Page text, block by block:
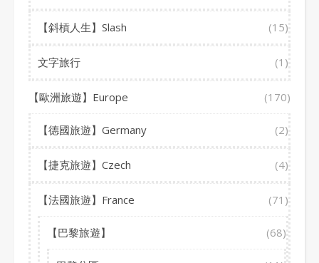
【斜槓人生】Slash (15)
文字旅行 (1)
【歐洲旅遊】Europe (170)
【德國旅遊】Germany (2)
【捷克旅遊】Czech (4)
【法國旅遊】France (71)
【巴黎旅遊】 (68)